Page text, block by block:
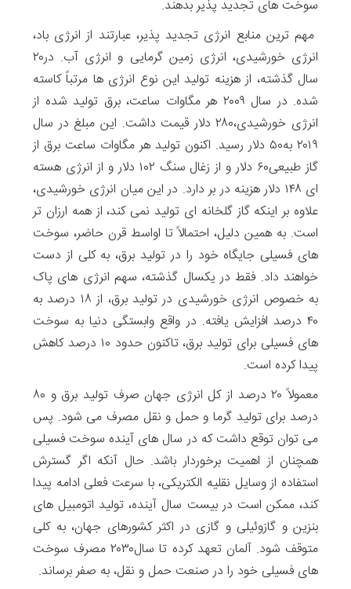
سوخت های تجدید پذیر بدهند.
مهم ترین منابع انرژی تجدید پذیر، عبارتند از انرژی باد،
انرژی خورشیدی، انرژی زمین گرمایی و انرژی آب. در۲۰
سال گذشته، از هزینه تولید این نوع انرژی ها مرتباً کاسته
شده. در سال ۲۰۰۹ هر مگاوات ساعت، برق تولید شده از
انرژی خورشیدی،۲۸۰ دلار قیمت داشت. این مبلغ در سال
۲۰۱۹ به۵۰ دلار رسید. اکنون تولید هر مگاوات ساعت برق از
گاز طبیعی۶۰ دلار و از زغال سنگ ۱۰۲ دلار و از انرژی هسته
ای ۱۴۸ دلار هزینه در بر دارد. در این میان انرژی خورشیدی،
علاوه بر اینکه گاز گلخانه ای تولید نمی کند، از همه ارزان تر
است. به همین دلیل، احتمالاً تا اواسط قرن حاضر، سوخت
های فسیلی جایگاه خود را در تولید برق، به کلی از دست
خواهند داد. فقط در یکسال گذشته، سهم انرژی های پاک
به خصوص انرژی خورشیدی در تولید برق، از ۱۸ درصد به
۴۰ درصد افزایش یافته. در واقع وابستگی دنیا به سوخت
های فسیلی برای تولید برق، تاکنون حدود ۱۰ درصد کاهش
پیدا کرده است.
معمولاً ۲۰ درصد از کل انرژی جهان صرف تولید برق و ۸۰
درصد برای تولید گرما و حمل و نقل مصرف می شود. پس
می توان توقع داشت که در سال های آینده سوخت فسیلی
همچنان از اهمیت برخوردار باشد. حال آنکه اگر گسترش
استفاده از وسایل نقلیه الکتریکی، با سرعت فعلی ادامه پیدا
کند، ممکن است در بیست سال آینده، تولید اتومبیل های
بنزین و گازوئیلی و گازی در اکثر کشورهای جهان، به کلی
متوقف شود. آلمان تعهد کرده تا سال۲۰۳۰ مصرف سوخت
های فسیلی خود را در صنعت حمل و نقل، به صفر برساند.